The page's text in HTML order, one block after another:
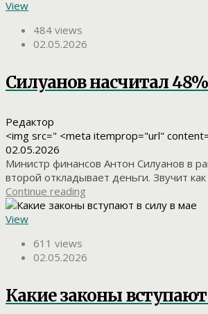
View
484 views
02.05.2026
Силуанов насчитал
Редактор
<img src=" <meta itemprop="url"
02.05.2026
Министр финансов Антон Силуанов в
второй откладывает деньги. Звучит
Continue reading
View
611 views
02.05.2026
Какие законы